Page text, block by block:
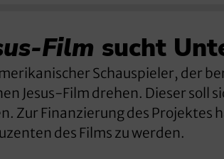
Film sucht
Schauspieler, der
Jesus-Film drehen. Dieser soll
Zur Finanzierung des Projektes
des Films zu werden.